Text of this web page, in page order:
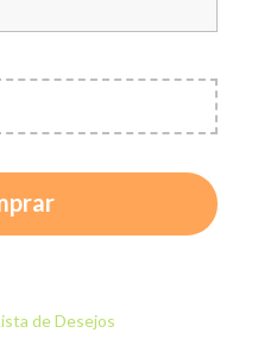
de Desejos